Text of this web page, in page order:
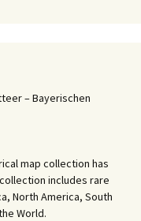
– Bayerischen
map collection has
includes rare
North America, South
World.